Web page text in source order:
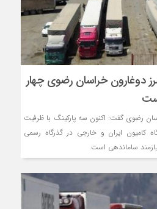
دوغارون خراسان رضوی چهار
رضوی گفت: اکنون سه پارکینگ با ظرفیت
کامیون ایران و خارجی در گذرگاه رسمی
ساماندهی است.